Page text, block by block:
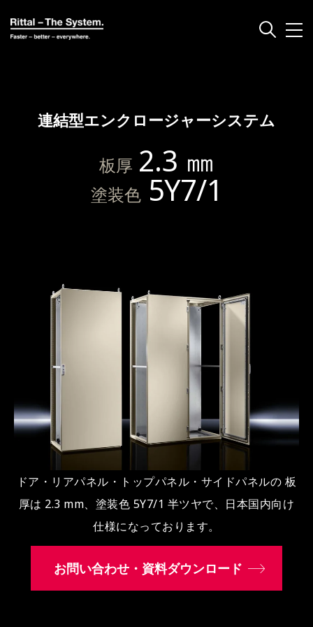
連結型エンクロージャーシステム
板厚 2.3 ㎜
塗装色 5Y7/1
ドア・リアパネル・トップパネル・サイドパネルの 板
厚は 2.3 mm、塗装色 5Y7/1 半ツヤで、日本国内向け
仕様になっております。
お問い合わせ・資料ダウンロード